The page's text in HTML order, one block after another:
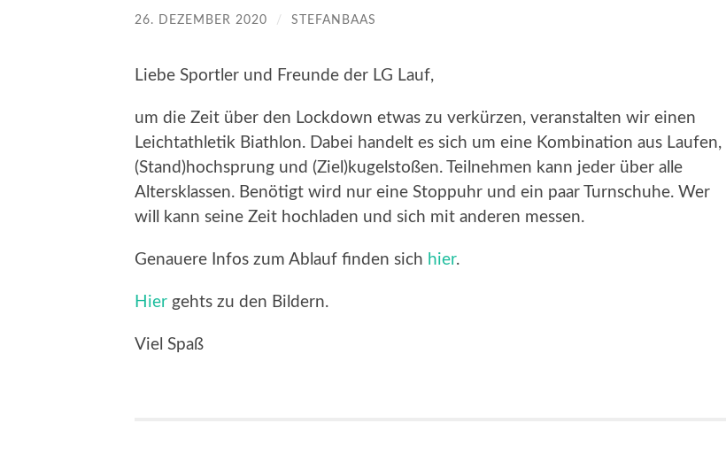
26. DEZEMBER 2020 / STEFANBAAS
Liebe Sportler und Freunde der LG Lauf,
um die Zeit über den Lockdown etwas zu verkürzen, veranstalten wir einen
Leichtathletik Biathlon. Dabei handelt es sich um eine Kombination aus Laufen,
(Stand)hochsprung und (Ziel)kugelstoßen. Teilnehmen kann jeder über alle
Altersklassen. Benötigt wird nur eine Stoppuhr und ein paar Turnschuhe. Wer
will kann seine Zeit hochladen und sich mit anderen messen.
Genauere Infos zum Ablauf finden sich hier.
Hier gehts zu den Bildern.
Viel Spaß